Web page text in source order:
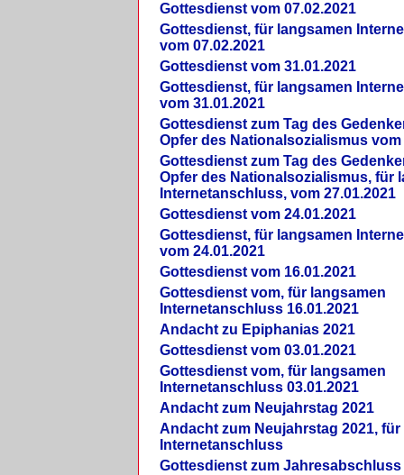
Gottesdienst vom 07.02.2021
Gottesdienst, für langsamen
vom 07.02.2021
Gottesdienst vom 31.01.2021
Gottesdienst, für langsamen
vom 31.01.2021
Gottesdienst zum Tag des
Opfer des Nationalsozialismus vom
Gottesdienst zum Tag des
Opfer des Nationalsozialismus, für
Internetanschluss, vom 27.01.2021
Gottesdienst vom 24.01.2021
Gottesdienst, für langsamen
vom 24.01.2021
Gottesdienst vom 16.01.2021
Gottesdienst vom, für langsamen
Internetanschluss 16.01.2021
Andacht zu Epiphanias 2021
Gottesdienst vom 03.01.2021
Gottesdienst vom, für langsamen
Internetanschluss 03.01.2021
Andacht zum Neujahrstag 2021
Andacht zum Neujahrstag 2021,
Internetanschluss
Gottesdienst zum Jahresabschluss